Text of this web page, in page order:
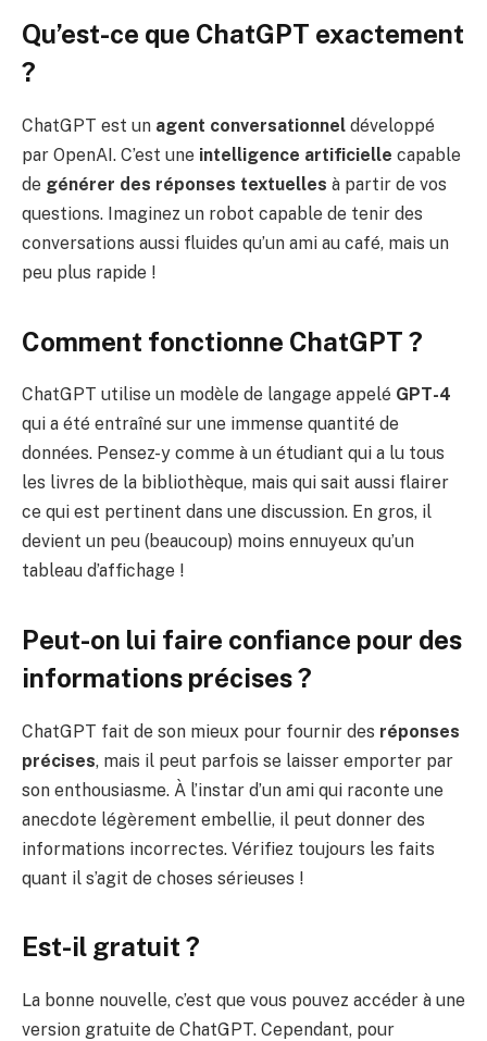
Qu’est-ce que ChatGPT exactement
?
ChatGPT est un agent conversationnel développé
par OpenAI. C’est une intelligence artificielle capable
de générer des réponses textuelles à partir de vos
questions. Imaginez un robot capable de tenir des
conversations aussi fluides qu’un ami au café, mais un
peu plus rapide !
Comment fonctionne ChatGPT ?
ChatGPT utilise un modèle de langage appelé GPT-4
qui a été entraîné sur une immense quantité de
données. Pensez-y comme à un étudiant qui a lu tous
les livres de la bibliothèque, mais qui sait aussi flairer
ce qui est pertinent dans une discussion. En gros, il
devient un peu (beaucoup) moins ennuyeux qu’un
tableau d’affichage !
Peut-on lui faire confiance pour des
informations précises ?
ChatGPT fait de son mieux pour fournir des réponses
précises, mais il peut parfois se laisser emporter par
son enthousiasme. À l’instar d’un ami qui raconte une
anecdote légèrement embellie, il peut donner des
informations incorrectes. Vérifiez toujours les faits
quant il s’agit de choses sérieuses !
Est-il gratuit ?
La bonne nouvelle, c’est que vous pouvez accéder à une
version gratuite de ChatGPT. Cependant, pour